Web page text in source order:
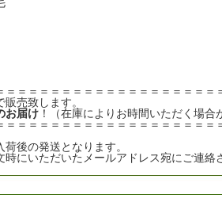
＝＝＝＝＝＝＝＝＝＝＝＝＝＝＝＝＝＝＝
売致します。
お届け！（在庫によりお時間いただく場合
＝＝＝＝＝＝＝＝＝＝＝＝＝＝＝＝＝＝＝
後の発送となります。
にいただいたメールアドレス宛にご連絡